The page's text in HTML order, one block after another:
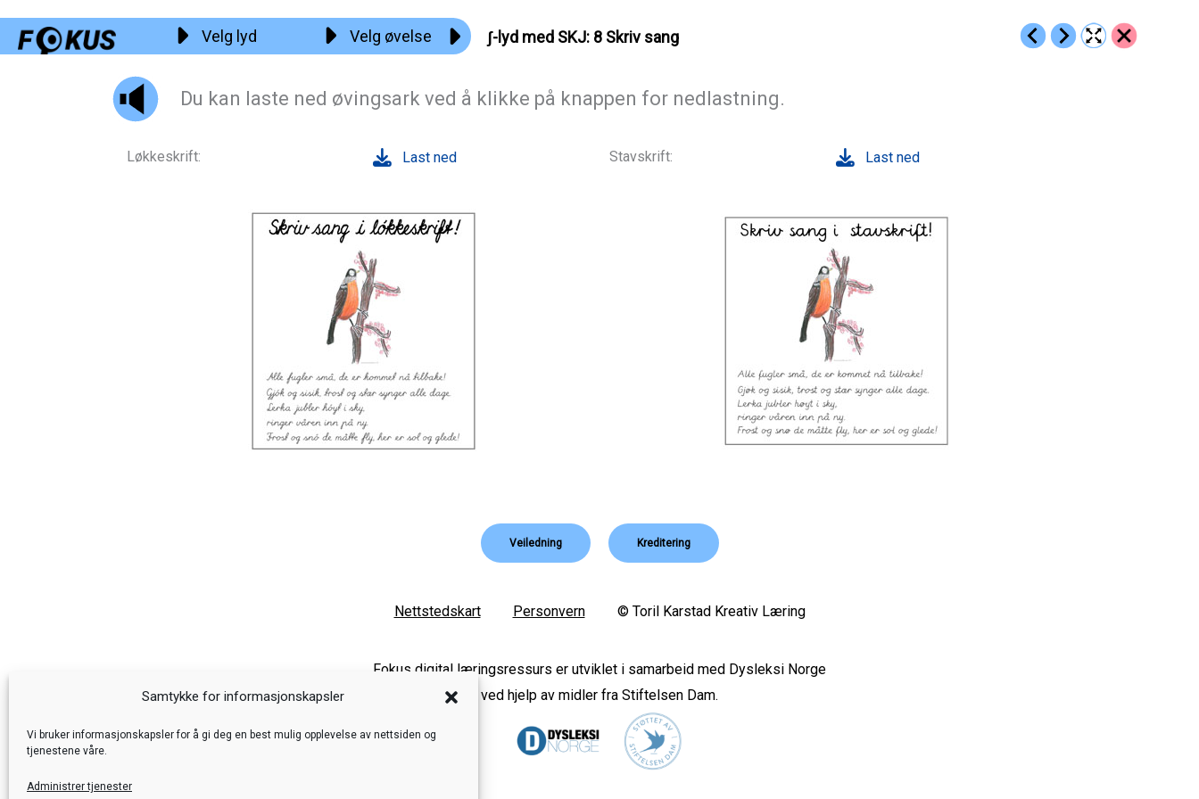
Samtykke for informasjonskapsler
Vi bruker informasjonskapsler for å gi deg en best mulig opplevelse av nettsiden og
tjenestene våre.
Administrer tjenester
rett
Velg lyd Velg øvelse ʃ-lyd med SKJ: 8 Skriv sang
Du kan laste ned øvingsark ved å klikke på knappen for nedlastning.
Løkkeskrift: Last ned Stavskrift: Last ned
Veiledning Kreditering
Nettstedskart Personvern© Toril Karstad Kreativ Læring
Fokus digital læringsressurs er utviklet i samarbeid med Dysleksi Norge
ved hjelp av midler fra Stiftelsen Dam.